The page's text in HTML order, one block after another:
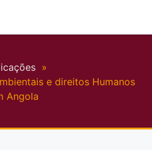
»
e direitos Humanos
Angola